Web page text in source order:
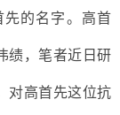
先的名字。高首
绩，笔者近日研
对高首先这位抗